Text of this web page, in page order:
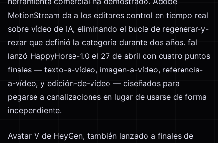
MotionStream da a los editores control en tiempo real
sobre vídeo de IA, eliminando el bucle de regenerar-y-
rezar que definió la categoría durante dos años. fal
lanzó HappyHorse-1.0 el 27 de abril con cuatro puntos
finales — texto-a-vídeo, imagen-a-vídeo, referencia-
a-vídeo, y edición-de-vídeo — diseñados para
pegarse a canalizaciones en lugar de usarse de forma
independiente.
Avatar V de HeyGen, también lanzado a finales de